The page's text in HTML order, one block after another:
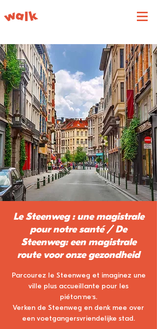
Le Steenweg : une magistrale
pour notre santé / De
Steenweg: een magistrale
route voor onze gezondheid
Parcourez le Steenweg et imaginez une
ville plus accueillante pour les
piéton·ne·s.
Verken de Steenweg en denk mee over
een voetgangersvriendelijke stad.